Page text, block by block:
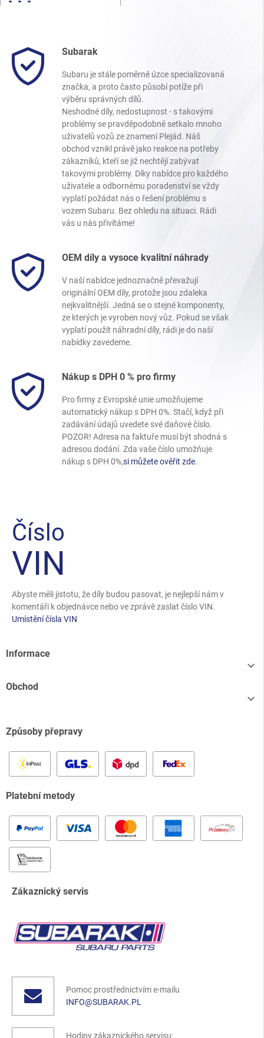
Subarak
Subaru je stále poměrně úzce specializovaná
značka, a proto často působí potíže při
výběru správných dílů.
Neshodné díly, nedostupnost - s takovými
problémy se pravděpodobně setkalo mnoho
uživatelů vozů ze znamení Plejád. Náš
obchod vznikl právě jako reakce na potřeby
zákazníků, kteří se již nechtějí zabývat
takovými problémy. Díky nabídce pro každého
uživatele a odbornému poradenství se vždy
vyplatí požádat nás o řešení problému s
vozem Subaru. Bez ohledu na situaci. Rádi
vás u nás přivítáme!
OEM díly a vysoce kvalitní náhrady
V naší nabídce jednoznačně převažují
originální OEM díly, protože jsou zdaleka
nejkvalitnější. Jedná se o stejné komponenty,
ze kterých je vyroben nový vůz. Pokud se však
vyplatí použít náhradní díly, rádi je do naší
nabídky zavedeme.
Nákup s DPH 0 % pro firmy
Pro firmy z Evropské unie umožňujeme
automatický nákup s DPH 0%. Stačí, když při
zadávání údajů uvedete své daňové číslo.
POZOR! Adresa na faktuře musí být shodná s
adresou dodání. Zda vaše číslo umožňuje
nákup s DPH 0%,si můžete ověřit zde.
Číslo
VIN
Abyste měli jistotu, že díly budou pasovat, je nejlepší nám v
komentáři k objednávce nebo ve zprávě zaslat číslo VIN.
Umístění čísla VIN
Informace

Obchod

Způsoby přepravy
Platební metody
Zákaznický servis
Pomoc prostřednictvím e-mailu
INFO@SUBARAK.PL
Hodiny zákaznického servisu: